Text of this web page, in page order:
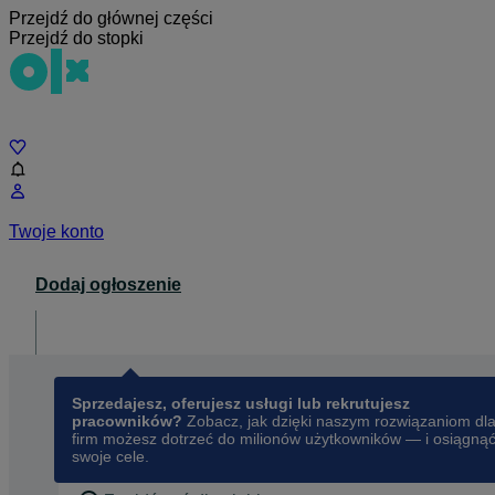
Przejdź do głównej części
Przejdź do stopki
Twoje konto
Dodaj ogłoszenie
Sprzedajesz, oferujesz usługi lub rekrutujesz
pracowników? Zobacz, jak dzięki naszym rozwiązaniom dla
firm możesz dotrzeć do milionów użytkowników — i osiągnąć
swoje cele.